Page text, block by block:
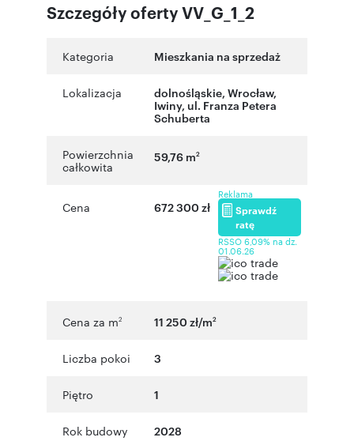
Szczegóły oferty VV_G_1_2
Kategoria Mieszkania na sprzedaż
Lokalizacja dolnośląskie, Wrocław,
Iwiny, ul. Franza Petera
Schuberta
Powierzchnia
całkowita
59,76 m2
Cena 672 300 zł
Reklama
Sprawdź
ratę
RSSO 6,09% na dz.
01.06.26
Cena za m2 11 250 zł/m2
Liczba pokoi 3
Piętro 1
Rok budowy 2028